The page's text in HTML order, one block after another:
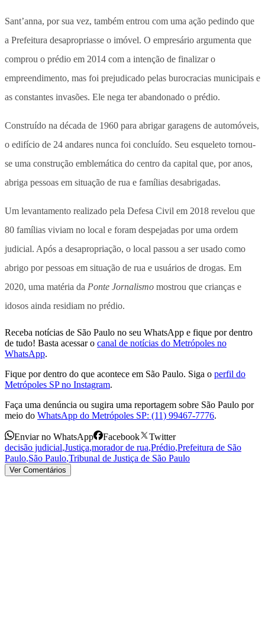
Sant’anna, por sua vez, também entrou com uma ação pedindo que
a Prefeitura desapropriasse o imóvel. O empresário argumenta que
comprou o prédio em 2014 com a intenção de finalizar o
empreendimento, mas foi prejudicado pelas burocracias municipais e
as constantes invasões. Ele nega ter abandonado o prédio.
Construído na década de 1960 para abrigar garagens de automóveis,
o edifício de 24 andares nunca foi concluído. Seu esqueleto tornou-
se uma construção emblemática do centro da capital que, por anos,
abriga pessoas em situação de rua e famílias desabrigadas.
Um levantamento realizado pela Defesa Civil em 2018 revelou que
80 famílias viviam no local e foram despejadas por uma ordem
judicial. Após a desapropriação, o local passou a ser usado como
abrigo por pessoas em situação de rua e usuários de drogas. Em
2020, uma matéria da Ponte Jornalismo mostrou que crianças e
idosos ainda residiam no prédio.
Receba notícias de São Paulo no seu WhatsApp e fique por dentro
de tudo! Basta acessar o canal de notícias do Metrópoles no
WhatsApp.
Fique por dentro do que acontece em São Paulo. Siga o perfil do
Metrópoles SP no Instagram.
Faça uma denúncia ou sugira uma reportagem sobre São Paulo por
meio do WhatsApp do Metrópoles SP: (11) 99467-7776.
Enviar no WhatsApp Facebook
Twitter
decisão judicial,Justiça,morador de rua,Prédio,Prefeitura de São
Paulo,São Paulo,Tribunal de Justiça de São Paulo
Ver Comentários